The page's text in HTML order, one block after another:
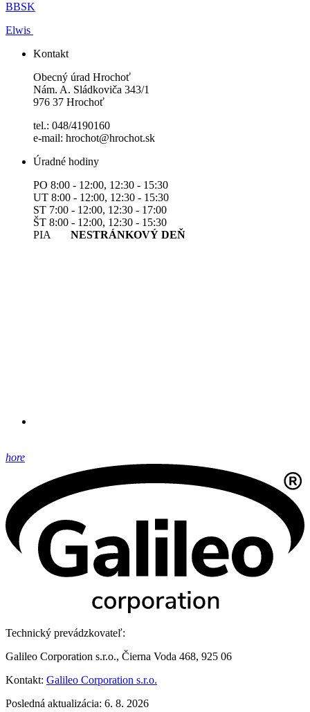
BBSK
Elwis
Kontakt
Obecný úrad Hrochoť
Nám. A. Sládkoviča 343/1
976 37 Hrochoť
tel.: 048/4190160
e-mail: hrochot@hrochot.sk
Úradné hodiny
PO 8:00 - 12:00, 12:30 - 15:30
UT 8:00 - 12:00, 12:30 - 15:30
ST 7:00 - 12:00, 12:30 - 17:00
ŠT 8:00 - 12:00, 12:30 - 15:30
PIA NESTRÁNKOVÝ DEŇ
hore
Technický prevádzkovateľ:
Galileo Corporation s.r.o., Čierna Voda 468, 925 06
Kontakt: Galileo Corporation s.r.o.
Posledná aktualizácia: 6. 8. 2026